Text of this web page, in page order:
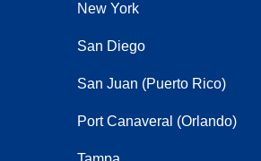
New York
San Diego
San Juan (Puerto Rico)
Port Canaveral (Orlando)